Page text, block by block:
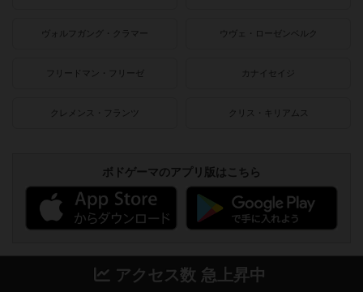
ヴォルフガング・クラマー ウヴェ・ローゼンベルク
フリードマン・フリーゼ カナイセイジ
クレメンス・フランツ クリス・キリアムス
ボドゲーマのアプリ版はこちら
アクセス数 急上昇中